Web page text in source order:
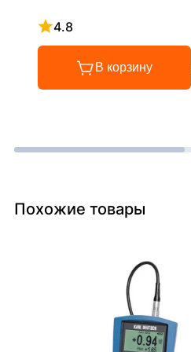
4.8
Рейтинг 4.8 из 5
В корзину
Похожие товары